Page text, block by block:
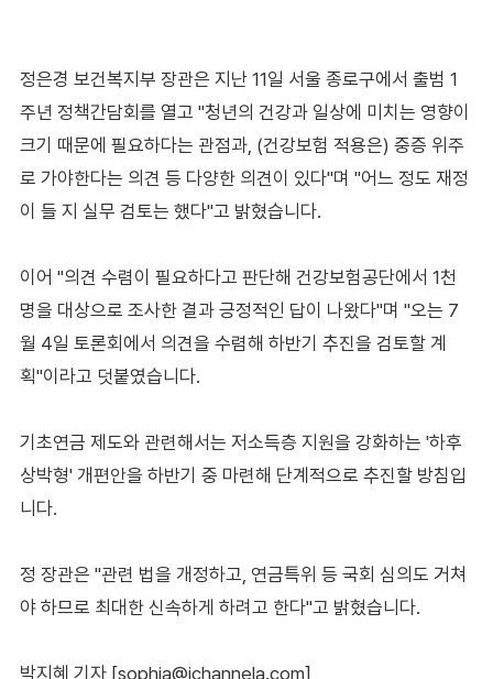
정은경 보건복지부 장관은 지난 11일 서울 종로구에서 출범 1
주년 정책간담회를 열고 "청년의 건강과 일상에 미치는 영향이
크기 때문에 필요하다는 관점과, (건강보험 적용은) 중증 위주
로 가야한다는 의견 등 다양한 의견이 있다"며 "어느 정도 재정
이 들 지 실무 검토는 했다"고 밝혔습니다.
이어 "의견 수렴이 필요하다고 판단해 건강보험공단에서 1천
명을 대상으로 조사한 결과 긍정적인 답이 나왔다"며 "오는 7
월 4일 토론회에서 의견을 수렴해 하반기 추진을 검토할 계
획"이라고 덧붙였습니다.
기초연금 제도와 관련해서는 저소득층 지원을 강화하는 '하후
상박형' 개편안을 하반기 중 마련해 단계적으로 추진할 방침입
니다.
정 장관은 "관련 법을 개정하고, 연금특위 등 국회 심의도 거쳐
야 하므로 최대한 신속하게 하려고 한다"고 밝혔습니다.
박지혜 기자 [sophia@ichannela.com]